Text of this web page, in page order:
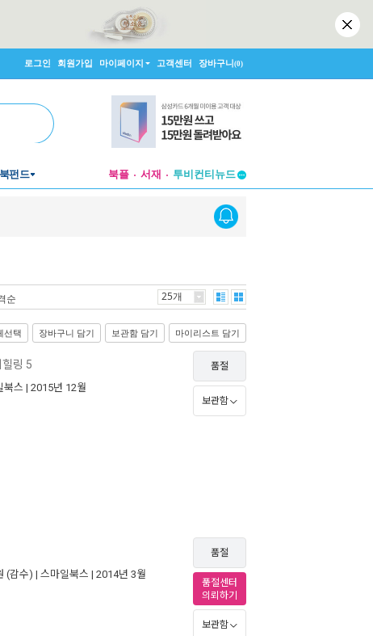
로그인 회원가입 마이페이지 고객센터 장바구니(0)
북펀드 북플 서재
투비컨티뉴드
투비컨티뉴드
순 25개
선택 장바구니 담기 보관함 담기 마이리스트 담기
힐링 5
북스 | 2015년 12월
품절
보관함
(감수) | 스마일북스 | 2014년 3월
품절
품절센터
의뢰하기
보관함